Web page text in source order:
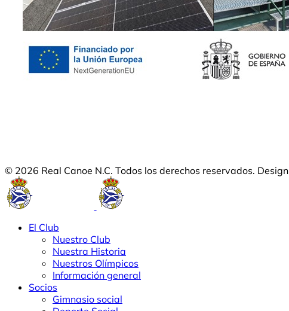
© 2026 Real Canoe N.C. Todos los derechos reservados. Design
El Club
Nuestro Club
Nuestra Historia
Nuestros Olímpicos
Información general
Socios
Gimnasio social